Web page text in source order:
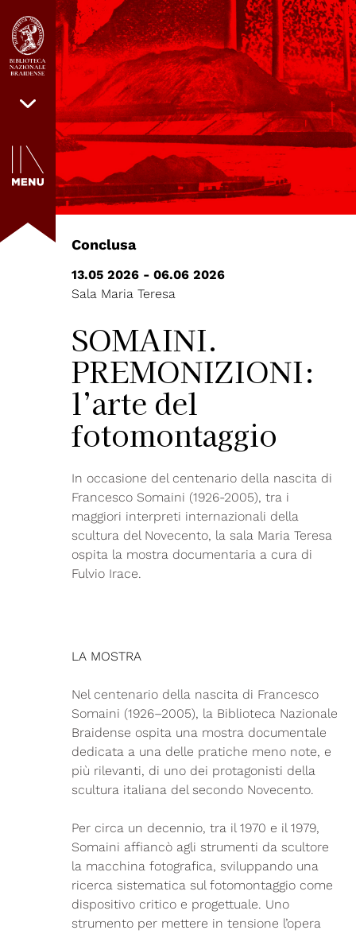
Conclusa
13.05 2026 - 06.06 2026
Sala Maria Teresa
SOMAINI.
PREMONIZIONI:
l’arte del
fotomontaggio
In occasione del centenario della nascita di
Francesco Somaini (1926-2005), tra i
maggiori interpreti internazionali della
scultura del Novecento, la sala Maria Teresa
ospita la mostra documentaria a cura di
Fulvio Irace.
LA MOSTRA
Nel centenario della nascita di Francesco
Somaini (1926–2005), la Biblioteca Nazionale
Braidense ospita una mostra documentale
dedicata a una delle pratiche meno note, e
più rilevanti, di uno dei protagonisti della
scultura italiana del secondo Novecento.
Per circa un decennio, tra il 1970 e il 1979,
Somaini affiancò agli strumenti da scultore
la macchina fotografica, sviluppando una
ricerca sistematica sul fotomontaggio come
dispositivo critico e progettuale. Uno
strumento per mettere in tensione l’opera